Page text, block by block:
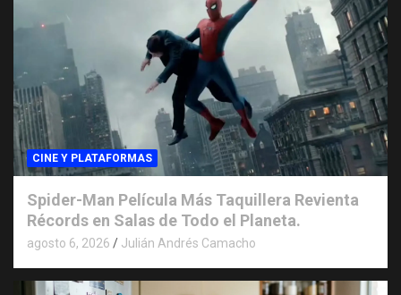
CINE Y PLATAFORMAS
Spider-Man Película Más Taquillera Revienta
Récords en Salas de Todo el Planeta.
agosto 6, 2026 Julián Andrés Camacho